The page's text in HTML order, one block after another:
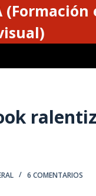
6 COMENTARIOS